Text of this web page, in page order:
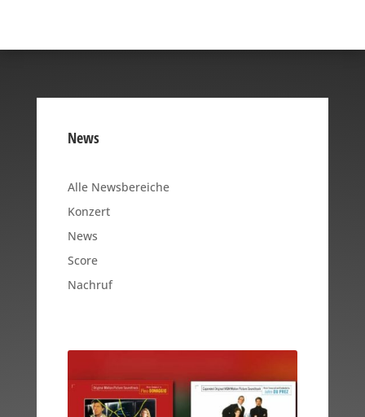
News
Alle Newsbereiche
Konzert
News
Score
Nachruf